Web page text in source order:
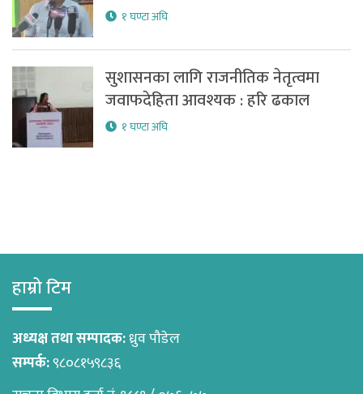
१ घण्टा अघि
सुशासनका लागि राजनीतिक नेतृत्वमा
जवाफदेहिता आवश्यक : हरि ढकाल
१ घण्टा अघि
हाम्रो टिम
अध्यक्ष तथा सम्पादक:ध्रुव पौडेल
सम्पर्क:९८०८१५९८३६